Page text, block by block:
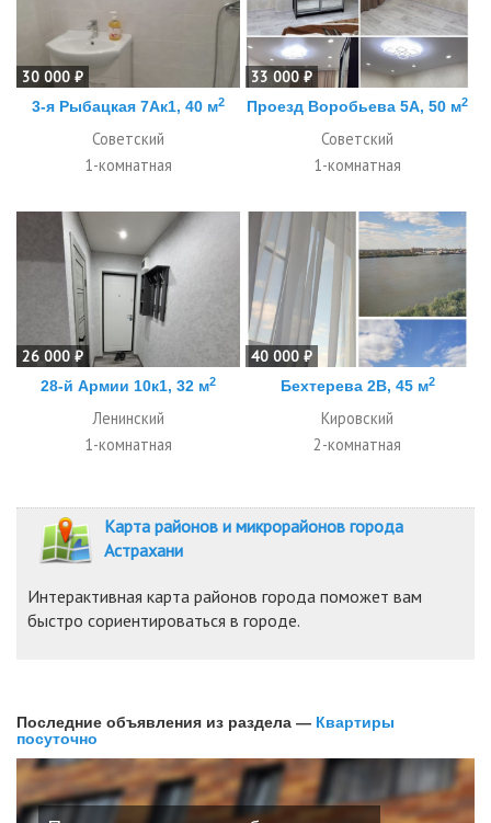
30 000 ₽
3-я Рыбацкая 7Ак1, 40 м2
Советский
1-комнатная
33 000 ₽
Проезд Воробьева 5А, 50 м2
Советский
1-комнатная
26 000 ₽
28-й Армии 10к1, 32 м2
Ленинский
1-комнатная
40 000 ₽
Бехтерева 2В, 45 м2
Кировский
2-комнатная
Карта районов и микрорайонов города
Астрахани
Интерактивная карта районов города поможет вам
быстро сориентироваться в городе.
Последние объявления из раздела — Квартиры
посуточно